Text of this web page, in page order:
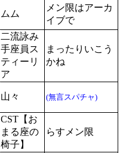
ムム
メン限はアーカ
イブで
二流詠み
手座員ス
ティーリ
ア
まったりいこう
かね
山々 (無言スパチャ)
CST【お
まる座の
椅子】
らすメン限